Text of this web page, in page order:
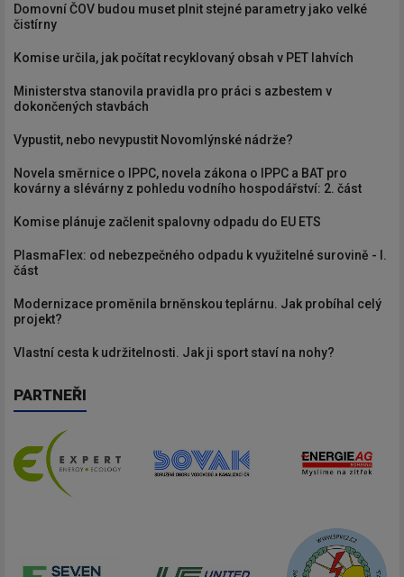
Domovní ČOV budou muset plnit stejné parametry jako velké
čistírny
Komise určila, jak počítat recyklovaný obsah v PET lahvích
Ministerstva stanovila pravidla pro práci s azbestem v
dokončených stavbách
Vypustit, nebo nevypustit Novomlýnské nádrže?
Novela směrnice o IPPC, novela zákona o IPPC a BAT pro
kovárny a slévárny z pohledu vodního hospodářství: 2. část
Komise plánuje začlenit spalovny odpadu do EU ETS
PlasmaFlex: od nebezpečného odpadu k využitelné surovině - I.
část
Modernizace proměnila brněnskou teplárnu. Jak probíhal celý
projekt?
Vlastní cesta k udržitelnosti. Jak ji sport staví na nohy?
PARTNEŘI